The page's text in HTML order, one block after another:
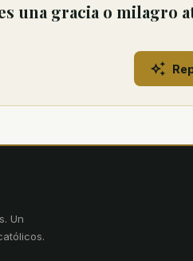
una gracia o milagro
. Un